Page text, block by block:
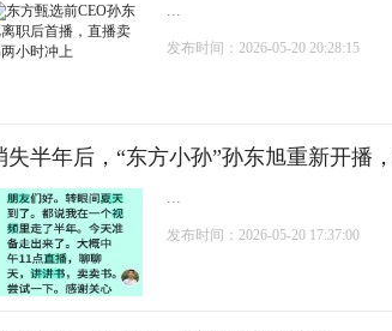
...
发布时间：2026-05-20 20:28:15
失半年后，“东方小孙”孙东旭重新开播
...
发布时间：2026-05-20 17:37:00